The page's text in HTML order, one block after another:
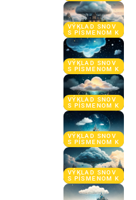
VÝKLAD SNOV
S PÍSMENOM K
VÝKLAD SNOV
S PÍSMENOM K
VÝKLAD SNOV
S PÍSMENOM K
VÝKLAD SNOV
S PÍSMENOM K
VÝKLAD SNOV
S PÍSMENOM K